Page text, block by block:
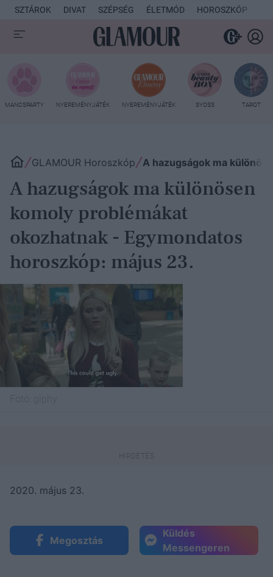
SZTÁROK DIVAT SZÉPSÉG ÉLETMÓD HOROSZKÓP
MANCSPARTY NYEREMÉNYJÁTÉK NYEREMÉNYJÁTÉK SYOSS TAROT
GLAMOUR Horoszkóp A hazugságok ma
A hazugságok ma különösen
komoly problémákat
okozhatnak - Egymondatos
horoszkóp: május 23.
2020. május 23.
Megosztás
Küldés
Messengeren